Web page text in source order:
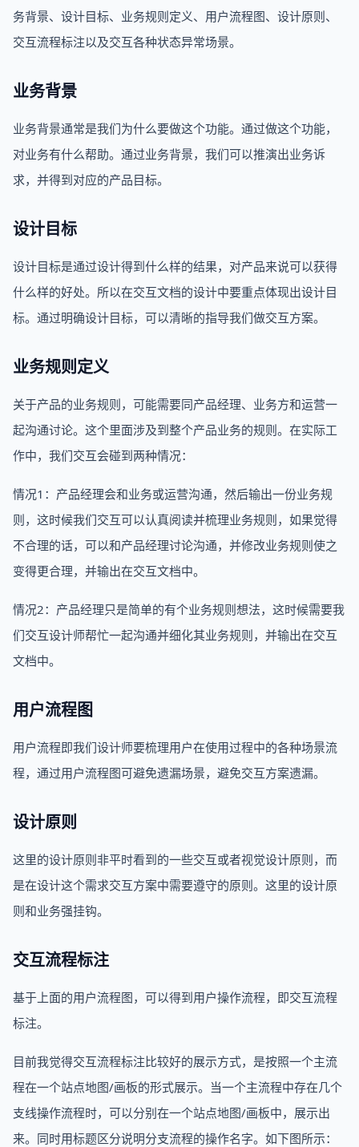
务背景、设计目标、业务规则定义、用户流程图、设计原则、
交互流程标注以及交互各种状态异常场景。
业务背景
业务背景通常是我们为什么要做这个功能。通过做这个功能，
对业务有什么帮助。通过业务背景，我们可以推演出业务诉
求，并得到对应的产品目标。
设计目标
设计目标是通过设计得到什么样的结果，对产品来说可以获得
什么样的好处。所以在交互文档的设计中要重点体现出设计目
标。通过明确设计目标，可以清晰的指导我们做交互方案。
业务规则定义
关于产品的业务规则，可能需要同产品经理、业务方和运营一
起沟通讨论。这个里面涉及到整个产品业务的规则。在实际工
作中，我们交互会碰到两种情况：
情况1：产品经理会和业务或运营沟通，然后输出一份业务规
则，这时候我们交互可以认真阅读并梳理业务规则，如果觉得
不合理的话，可以和产品经理讨论沟通，并修改业务规则使之
变得更合理，并输出在交互文档中。
情况2：产品经理只是简单的有个业务规则想法，这时候需要我
们交互设计师帮忙一起沟通并细化其业务规则，并输出在交互
文档中。
用户流程图
用户流程即我们设计师要梳理用户在使用过程中的各种场景流
程，通过用户流程图可避免遗漏场景，避免交互方案遗漏。
设计原则
这里的设计原则非平时看到的一些交互或者视觉设计原则，而
是在设计这个需求交互方案中需要遵守的原则。这里的设计原
则和业务强挂钩。
交互流程标注
基于上面的用户流程图，可以得到用户操作流程，即交互流程
标注。
目前我觉得交互流程标注比较好的展示方式，是按照一个主流
程在一个站点地图/画板的形式展示。当一个主流程中存在几个
支线操作流程时，可以分别在一个站点地图/画板中，展示出
来。同时用标题区分说明分支流程的操作名字。如下图所示：